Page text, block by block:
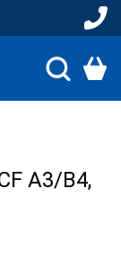
A3/B4,